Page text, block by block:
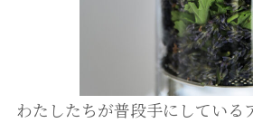
わたしたちが普段手にしている